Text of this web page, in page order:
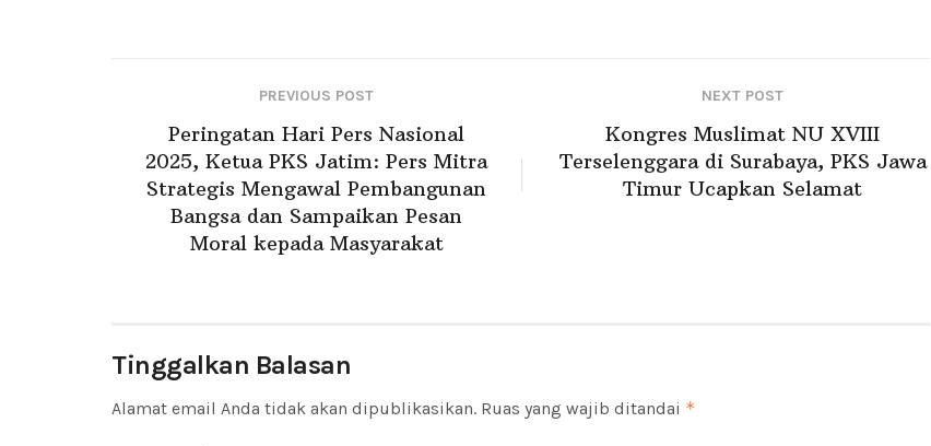
PREVIOUS POST
Peringatan Hari Pers Nasional
2025, Ketua PKS Jatim: Pers Mitra
Strategis Mengawal Pembangunan
Bangsa dan Sampaikan Pesan
Moral kepada Masyarakat
NEXT POST
Kongres Muslimat NU XVIII
Terselenggara di Surabaya, PKS Jawa
Timur Ucapkan Selamat
Tinggalkan Balasan
Alamat email Anda tidak akan dipublikasikan. Ruas yang wajib ditandai *